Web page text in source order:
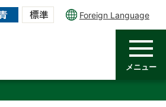
Foreign Language
メニュー